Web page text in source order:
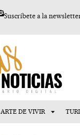
Suscríbete a la
ARTE DE VIVIR